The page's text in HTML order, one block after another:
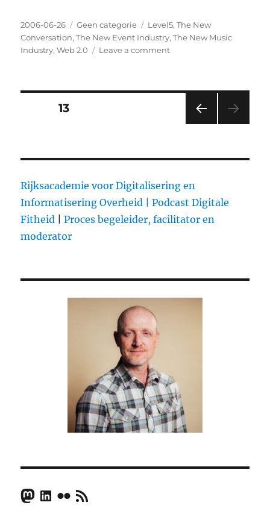
Posted
on
2006-06-26 Categories
Geen categorie Tags
Level5,The New
Conversation,The New Event Industry,The New Music
Industry,Web 2.0 Leave a comment
Posts
PAG
13
Rijksacademie voor Digitalisering en
Informatisering Overheid |
Podcast Digitale
Fitheid |Proces begeleider, facilitator en
moderator
Mastodon
LinkedIn
FlickrRSS Feed